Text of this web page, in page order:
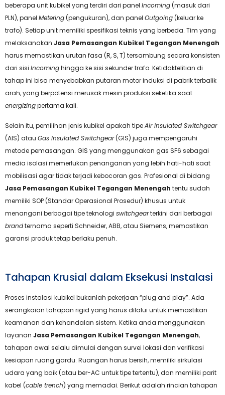
beberapa unit kubikel yang terdiri dari panel Incoming(masuk dari
PLN), panel Metering(pengukuran), dan panel Outgoing(keluar ke
trafo). Setiap unit memiliki spesifikasi teknis yang berbeda. Tim yang
melaksanakan Jasa Pemasangan Kubikel Tegangan Menengah
harus memastikan urutan fasa (R, S, T) tersambung secara konsisten
dari sisi Incominghingga ke sisi sekunder trafo. Ketidaktelitian di
tahap ini bisa menyebabkan putaran motor induksi di pabrik terbalik
arah, yang berpotensi merusak mesin produksi seketika saat
energizingpertama kali.
Selain itu, pemilihan jenis kubikel apakah tipeAir Insulated Switchgear
(AIS) atau Gas Insulated Switchgear(GIS) juga mempengaruhi
metode pemasangan. GIS yang menggunakan gas SF6 sebagai
media isolasi memerlukan penanganan yang lebih hati-hati saat
mobilisasi agar tidak terjadi kebocoran gas. Profesional di bidang
Jasa Pemasangan Kubikel Tegangan Menengah tentu sudah
memiliki SOP (Standar Operasional Prosedur) khusus untuk
menangani berbagai tipe teknologi switchgearterkini dari berbagai
brandternama seperti Schneider, ABB, atau Siemens, memastikan
garansi produk tetap berlaku penuh.
Tahapan Krusial dalam Eksekusi Instalasi
Proses instalasi kubikel bukanlah pekerjaan “plug and play”. Ada
serangkaian tahapan rigid yang harus dilalui untuk memastikan
keamanan dan kehandalan sistem. Ketika anda menggunakan
layanan Jasa Pemasangan Kubikel Tegangan Menengah,
tahapan awal selalu dimulai dengan survei lokasi dan verifikasi
kesiapan ruang gardu. Ruangan harus bersih, memiliki sirkulasi
udara yang baik (atau ber-AC untuk tipe tertentu), dan memiliki parit
kabel (cable trench) yang memadai. Berikut adalah rincian tahapan